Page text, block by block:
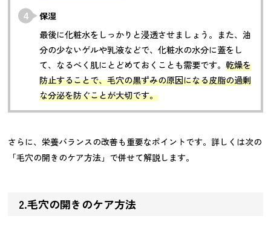
保湿
最後に化粧水をしっかりと浸透させましょう。また、油
分の少ないゲルや乳液などで、化粧水の水分に蓋をし
て、なるべく肌にとどめておくことも需要です。乾燥を
防止することで、毛穴の黒ずみの原因になる皮脂の過剰
な分泌を防ぐことが大切です。
さらに、栄養バランスの改善も重要なポイントです。詳しくは次の
「毛穴の開きのケア方法」で併せて解説します。
2.毛穴の開きのケア方法